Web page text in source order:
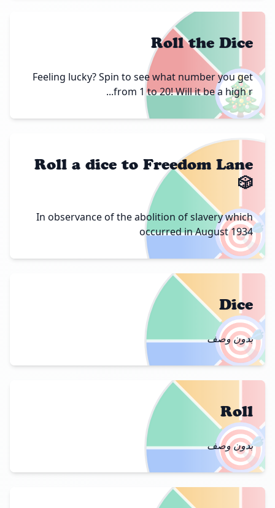
🎄
Roll the Dice
Feeling lucky? Spin to see what number you get
from 1 to 20! Will it be a high r...
🎯
Roll a dice to Freedom Lane
🎲
In observance of the abolition of slavery which
occurred in August 1934
🎯
Dice
بدون وصف
🎯
Roll
بدون وصف